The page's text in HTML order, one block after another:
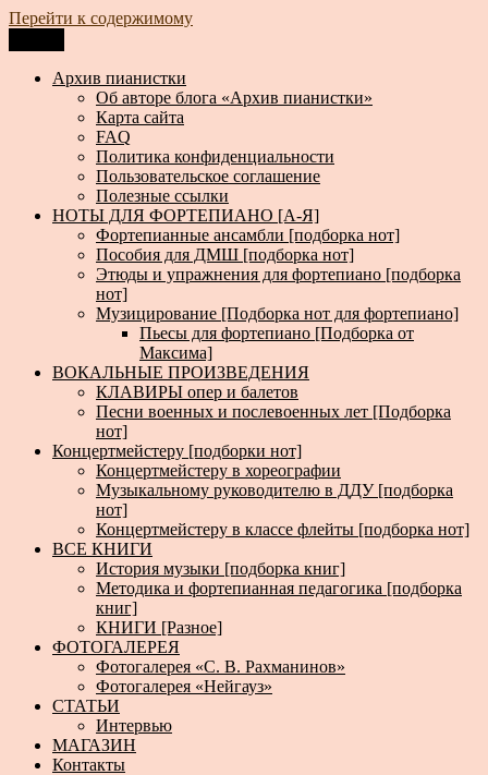
Перейти к содержимому
Архив пианистки
Всё для пианистов: ноты, книги, музыка, статьи…
Архив пианистки
Об авторе блога «Архив пианистки»
Карта сайта
FAQ
Политика конфиденциальности
Пользовательское соглашение
Полезные ссылки
НОТЫ ДЛЯ ФОРТЕПИАНО [А-Я]
Фортепианные ансамбли [подборка нот]
Пособия для ДМШ [подборка нот]
Этюды и упражнения для фортепиано [подборка
нот]
Музицирование [Подборка нот для фортепиано]
Пьесы для фортепиано [Подборка от
Максима]
ВОКАЛЬНЫЕ ПРОИЗВЕДЕНИЯ
КЛАВИРЫ опер и балетов
Песни военных и послевоенных лет [Подборка
нот]
Концертмейстеру [подборки нот]
Концертмейстеру в хореографии
Музыкальному руководителю в ДДУ [подборка
нот]
Концертмейстеру в классе флейты [подборка нот]
ВСЕ КНИГИ
История музыки [подборка книг]
Методика и фортепианная педагогика [подборка
книг]
КНИГИ [Разное]
ФОТОГАЛЕРЕЯ
Фотогалерея «С. В. Рахманинов»
Фотогалерея «Нейгауз»
СТАТЬИ
Интервью
МАГАЗИН
Контакты